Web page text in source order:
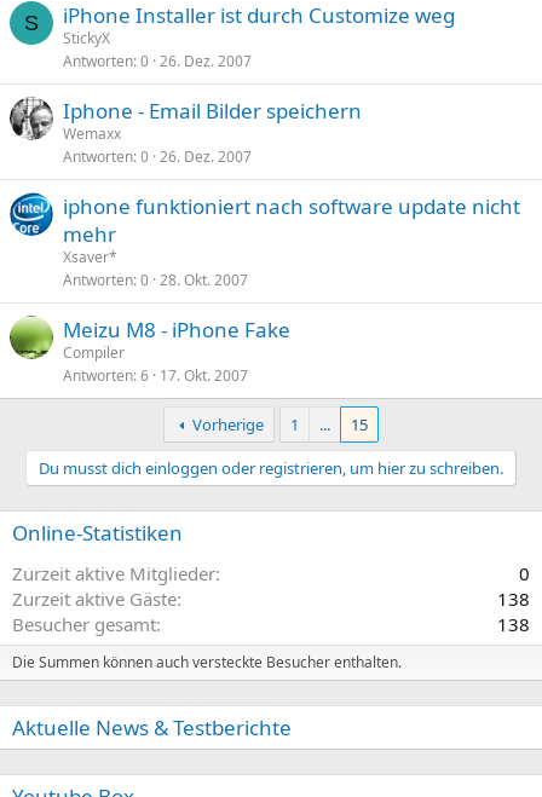
S iPhone Installer ist durch Customize weg
StickyX
Antworten 0 26. Dez. 2007
Iphone - Email Bilder speichern
Wemaxx
Antworten 0 26. Dez. 2007
iphone funktioniert nach software update nicht
mehr
Xsaver*
Antworten 0 28. Okt. 2007
Meizu M8 - iPhone Fake
Compiler
Antworten 6 17. Okt. 2007
Vorherige 1 ...
15
Du musst dich einloggen oder registrieren, um hier zu schreiben.
Online-Statistiken
Zurzeit aktive Mitglieder
0
Zurzeit aktive Gäste
138
Besucher gesamt
138
Die Summen können auch versteckte Besucher enthalten.
Aktuelle News & Testberichte